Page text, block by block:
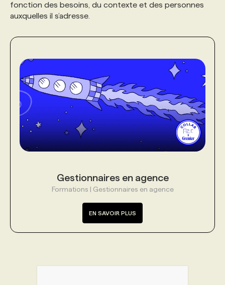
fonction des besoins, du contexte et des personnes
auxquelles il s’adresse.
Gestionnaires en agence
Formations | Gestionnaires en agence
EN SAVOIR PLUS